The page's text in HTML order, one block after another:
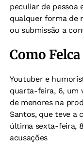
peculiar de pessoa
qualquer forma de
ou submissão a
Como
Youtuber e
quarta-feira, 6, um
de menores na
Santos, que teve a
última sexta-feira,
acusações